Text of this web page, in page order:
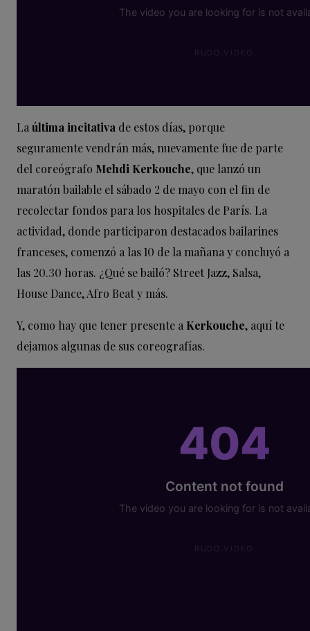
La última incitativa de estos días, porque
seguramente vendrán más, nuevamente fue de parte
del coreógrafo Mehdi Kerkouche, que lanzó un
maratón bailable el sábado 2 de mayo con el fin de
recolectar fondos para los hospitales de París. La
actividad, donde participaron destacados bailarines
franceses, comenzó a las 10 de la mañana y concluyó a
las 20.30 horas. ¿Qué se bailó? Street Jazz, Salsa,
House Dance, Afro Beat y más.
Y, como hay que tener presente a Kerkouche, aquí te
dejamos algunas de sus coreografías.